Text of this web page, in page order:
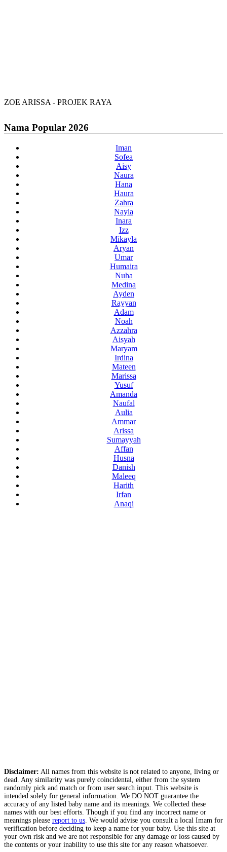
ZOE ARISSA - PROJEK RAYA
Nama Popular 2026
Iman
Sofea
Aisy
Naura
Hana
Haura
Zahra
Nayla
Inara
Izz
Mikayla
Aryan
Umar
Humaira
Nuha
Medina
Ayden
Rayyan
Adam
Noah
Azzahra
Aisyah
Maryam
Irdina
Mateen
Marissa
Yusuf
Amanda
Naufal
Aulia
Ammar
Arissa
Sumayyah
Affan
Husna
Danish
Maleeq
Harith
Irfan
Anaqi
Disclaimer: All names from this website is not related to anyone, living or
dead. Any similarity was purely coincidental, either from the system
randomly pick and match or from user search input. This website is
intended solely for general information. We DO NOT guarantee the
accuracy of any listed baby name and its meanings. We collected these
names with our best efforts. Though if you find any incorrect name or
meanings please report to us . We would advise you consult a local Imam for
verification before deciding to keep a name for your baby. Use this site at
your own risk and we are not responsible for any damage or loss caused by
the contents or your inability to use this site for any reason whatsoever.